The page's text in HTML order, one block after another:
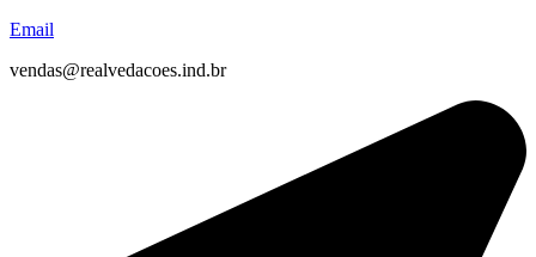
Email
vendas@realvedacoes.ind.br